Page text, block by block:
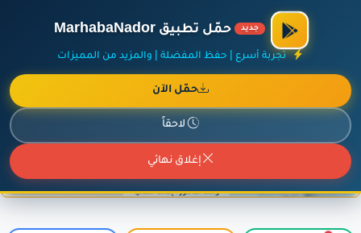
أضف نشاطك مجاناً
جديد حمّل تطبيق MarhabaNador
تجربة أسرع | حفظ المفضلة | والمزيد من المميزات
حمّل الآن
لاحقاً
إغلاق نهائي
إعلان ممول المزيد حول هذا الإعلان